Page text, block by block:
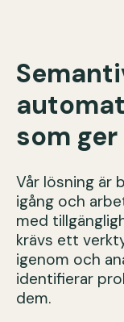
som
Vår lösning är
igång och
med
krävs ett
igenom och
identifierar
dem.